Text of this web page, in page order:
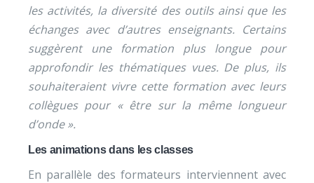
les activités, la diversité des outils ainsi que les
échanges avec d’autres enseignants. Certains
suggèrent une formation plus longue pour
approfondir les thématiques vues. De plus, ils
souhaiteraient vivre cette formation avec leurs
collègues pour « être sur la même longueur
d’onde ».
Les animations dans les classes
En parallèle des formateurs interviennent avec